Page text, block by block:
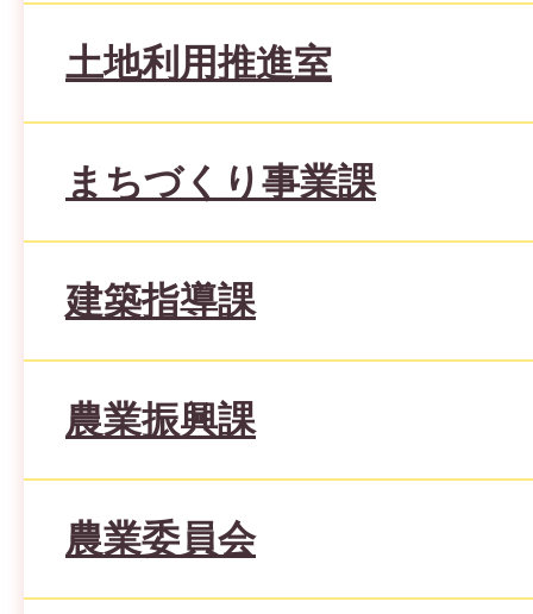
土地利用推進室
まちづくり事業課
建築指導課
農業振興課
農業委員会